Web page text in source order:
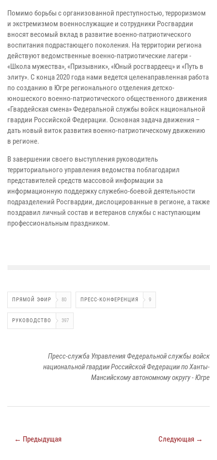
Помимо борьбы с организованной преступностью, терроризмом
и экстремизмом военнослужащие и сотрудники Росгвардии
вносят весомый вклад в развитие военно-патриотического
воспитания подрастающего поколения. На территории региона
действуют ведомственные военно-патриотические лагери -
«Школа мужества», «Призывник», «Юный росгвардеец» и «Путь в
элиту». С конца 2020 года нами ведется целенаправленная работа
по созданию в Югре регионального отделения детско-
юношеского военно-патриотического общественного движения
«Гвардейская смена» Федеральной службы войск национальной
гвардии Российской Федерации. Основная задача движения –
дать новый виток развития военно-патриотическому движению
в регионе.
В завершении своего выступления руководитель
территориального управления ведомства поблагодарил
представителей средств массовой информации за
информационную поддержку служебно-боевой деятельности
подразделений Росгвардии, дислоцированные в регионе, а также
поздравил личный состав и ветеранов службы с наступающим
профессиональным праздником.
ПРЯМОЙ ЭФИР 80 ПРЕСС-КОНФЕРЕНЦИЯ 9
РУКОВОДСТВО 397
Пресс-служба Управления Федеральной службы войск
национальной гвардии Российской Федерации по Ханты-
Мансийскому автономному округу - Югре
← Предыдущая Следующая →